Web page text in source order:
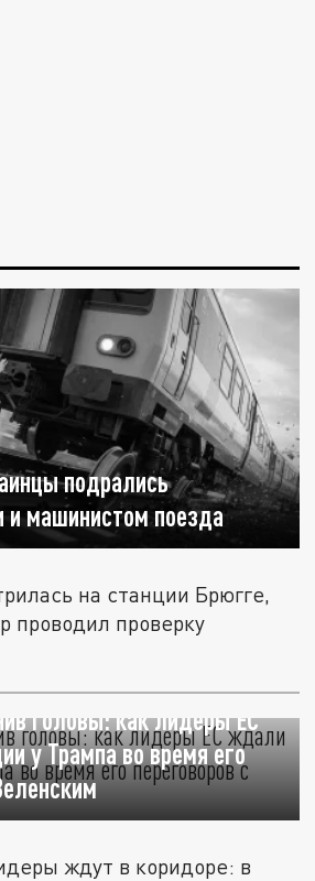
подрались
и машинистом поезда
на станции Брюгге,
проводил проверку
головы: как лидеры ЕС
у Трампа во время его
ждут в коридоре: в